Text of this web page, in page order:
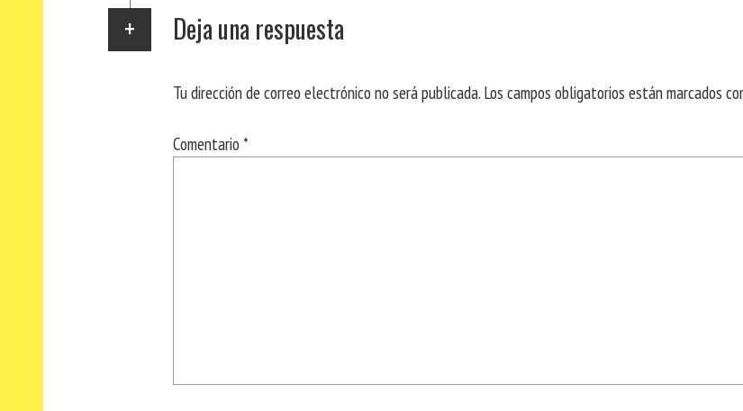
Deja una respuesta
Tu dirección de correo electrónico no será publicada. Los campos obligatorios están marcados
Comentario *